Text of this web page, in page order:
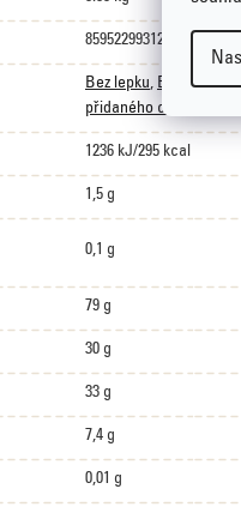
8595229931201
Bez lepku, Bez
přidaného cukru
1236 kJ/295 kcal
1,5 g
0,1 g
79 g
30 g
33 g
7,4 g
0,01 g